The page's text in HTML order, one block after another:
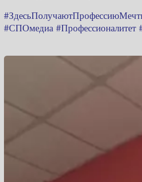
#СПОмедиа #Профессионалитет